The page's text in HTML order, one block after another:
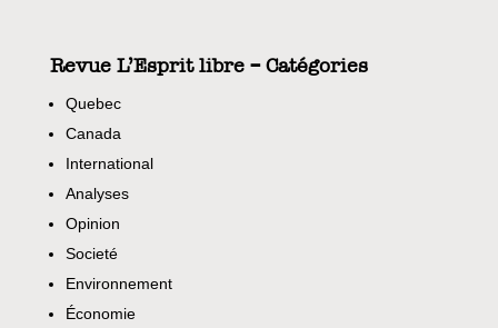
Revue L’Esprit libre – Catégories
Quebec
Canada
International
Analyses
Opinion
Societé
Environnement
Économie